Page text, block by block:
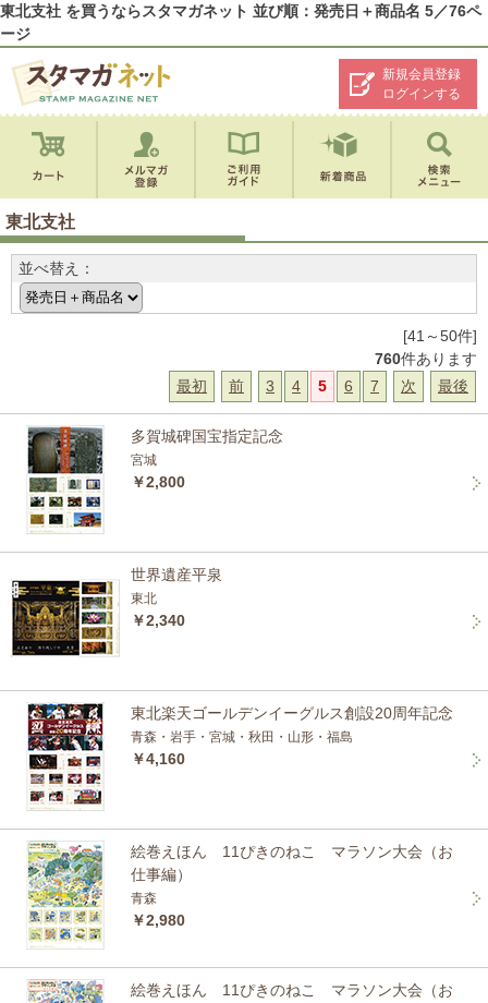
東北支社 を買うならスタマガネット 並び順：発売日＋商品名 5／76ペ
ージ
新規会員登録
ログインする
東北支社
並べ替え：
[41～50件]
760件あります
最初
前 3 4 5 6 7 次 最後
多賀城碑国宝指定記念
宮城
￥2,800
世界遺産平泉
東北
￥2,340
東北楽天ゴールデンイーグルス創設20周年記念
青森・岩手・宮城・秋田・山形・福島
￥4,160
絵巻えほん 11ぴきのねこ マラソン大会（お
仕事編）
青森
￥2,980
絵巻えほん 11ぴきのねこ マラソン大会（お